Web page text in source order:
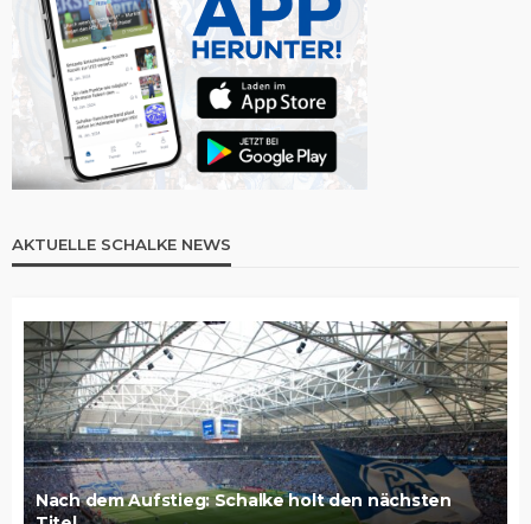
AKTUELLE SCHALKE NEWS
Nach dem Aufstieg: Schalke holt den nächsten